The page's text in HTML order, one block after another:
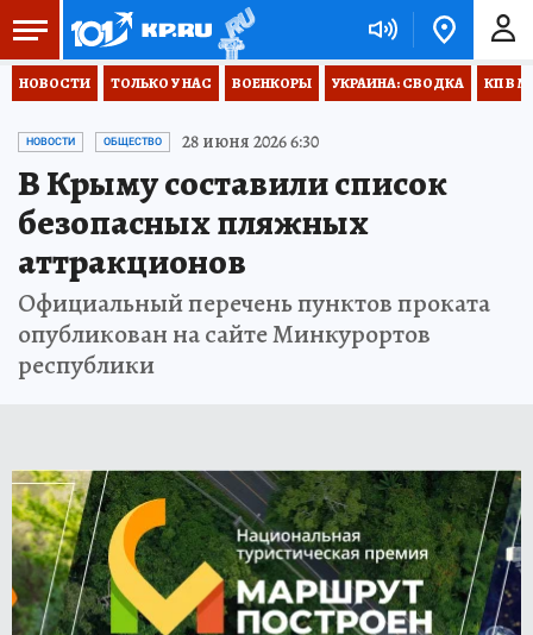
НОВОСТИ ТОЛЬКО У НАС ВОЕНКОРЫ УКРАИНА: СВОДКА КП В
НОВОСТИ ОБЩЕСТВО 28 июня 2026 6:30
В Крыму составили список
безопасных пляжных
аттракционов
Официальный перечень пунктов проката
опубликован на сайте Минкурортов
республики